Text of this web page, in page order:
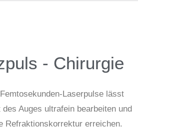
- Chirurgie
Laserpulse lässt
Auges ultrafein bearbeiten und
Refraktionskorrektur erreichen.